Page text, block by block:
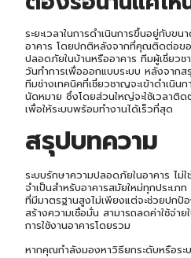
ระยะเวลาในการดำเนินการขึ้นอยู่กับข
อาคาร โดยปกติหลังจากที่คุณติดต่อขอ
ปลอดภัยในบ้านหรืออาคาร ทีมผู้เชี่ยวช
วันทำการเพื่อออกแบบระบบ หลังจากส
ทีมช่างเทคนิคที่เชี่ยวชาญจะเข้าดำเนิน
นัดหมาย ซึ่งโดยส่วนใหญ่จะใช้เวลาติ
เพื่อให้ระบบพร้อมทำงานได้เร็วที่สุด
สรุปบทความ
ระบบรักษาความปลอดภัยในอาคาร ไม่
จำเป็นสำหรับอาคารสมัยใหม่ทุกประเภ
ที่มีมาตรฐานสูงไม่เพียงแต่จะช่วยปกป้
สร้างความเชื่อมั่น สามารถลดค่าใช้จ่า
การใช้งานอาคารโดยรวม
หากคุณกำลังมองหาวิธียกระดับหรือระ